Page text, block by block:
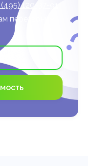
120-37-91
перезвоним